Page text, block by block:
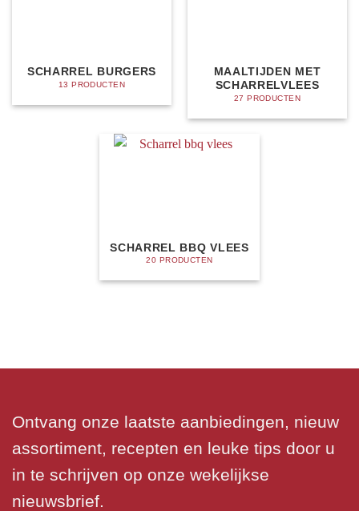
SCHARREL BURGERS
13 PRODUCTEN
MAALTIJDEN MET
SCHARRELVLEES
27 PRODUCTEN
SCHARREL BBQ VLEES
20 PRODUCTEN
Ontvang onze laatste aanbiedingen, nieuw
assortiment, recepten en leuke tips door u
in te schrijven op onze wekelijkse
nieuwsbrief.